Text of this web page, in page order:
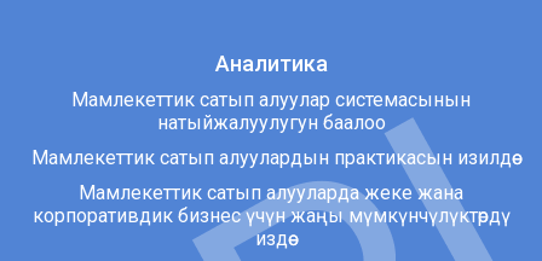
Аналитика
Мамлекеттик сатып алуулар системасынын
натыйжалуулугун баалоо
Мамлекеттик сатып алуулардын практикасын изилдөө
Мамлекеттик сатып алууларда жеке жана
корпоративдик бизнес үчүн жаңы мүмкүнчүлүктөрдү
издөө